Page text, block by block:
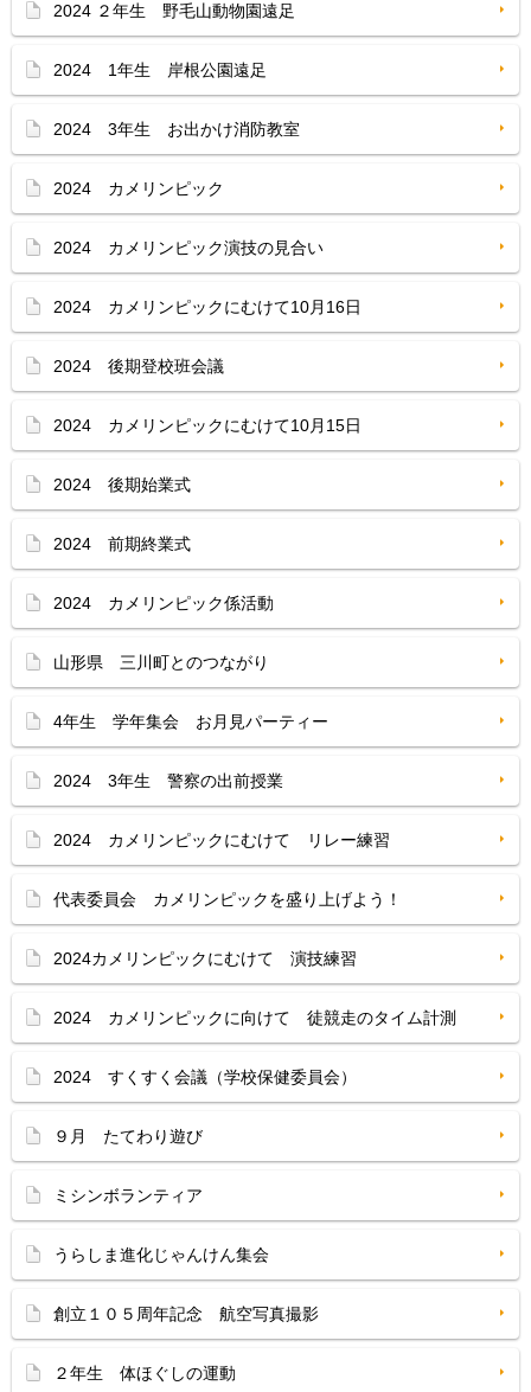
2024 ２年生 野毛山動物園遠足
2024 1年生 岸根公園遠足
2024 3年生 お出かけ消防教室
2024 カメリンピック
2024 カメリンピック演技の見合い
2024 カメリンピックにむけて10月16日
2024 後期登校班会議
2024 カメリンピックにむけて10月15日
2024 後期始業式
2024 前期終業式
2024 カメリンピック係活動
山形県 三川町とのつながり
4年生 学年集会 お月見パーティー
2024 3年生 警察の出前授業
2024 カメリンピックにむけて リレー練習
代表委員会 カメリンピックを盛り上げよう！
2024カメリンピックにむけて 演技練習
2024 カメリンピックに向けて 徒競走のタイム計測
2024 すくすく会議（学校保健委員会）
９月 たてわり遊び
ミシンボランティア
うらしま進化じゃんけん集会
創立１０５周年記念 航空写真撮影
２年生 体ほぐしの運動